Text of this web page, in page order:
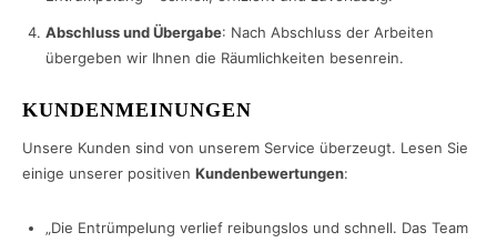
Abschluss und Übergabe: Nach Abschluss der Arbeiten
übergeben wir Ihnen die Räumlichkeiten besenrein.
KUNDENMEINUNGEN
Unsere Kunden sind von unserem Service überzeugt. Lesen Sie
einige unserer positiven Kundenbewertungen:
„Die Entrümpelung verlief reibungslos und schnell. Das Team